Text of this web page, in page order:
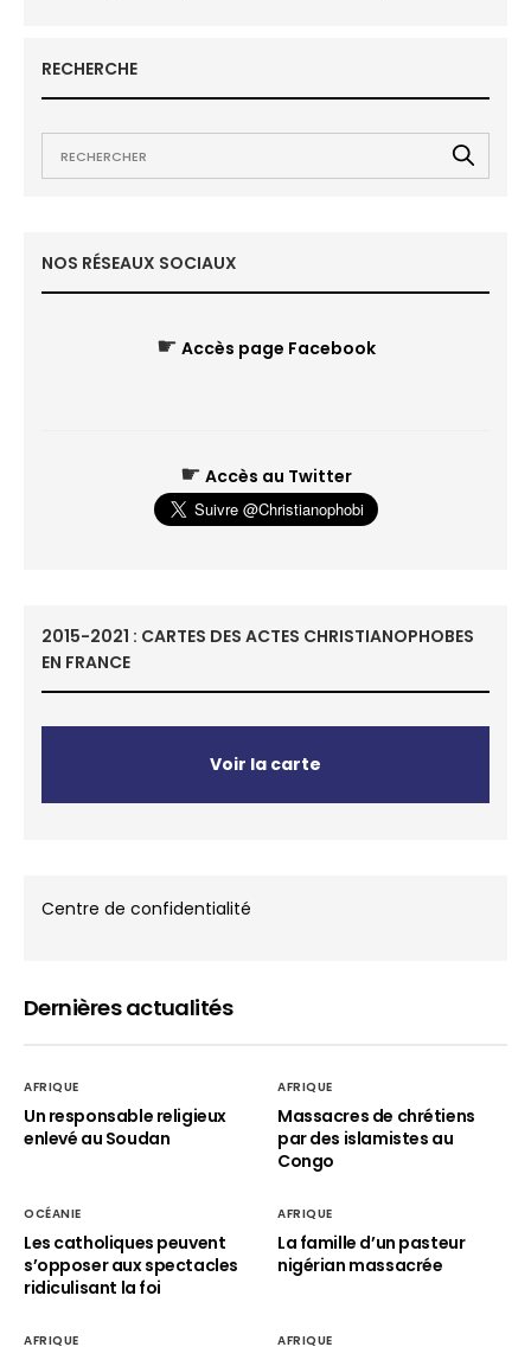
RECHERCHE
NOS RÉSEAUX SOCIAUX
☛ Accès page Facebook
☛ Accès au Twitter
2015-2021 : CARTES DES ACTES CHRISTIANOPHOBES
EN FRANCE
Voir la carte
Centre de confidentialité
Dernières actualités
AFRIQUE
Un responsable religieux
enlevé au Soudan
AFRIQUE
Massacres de chrétiens
par des islamistes au
Congo
OCÉANIE
Les catholiques peuvent
s’opposer aux spectacles
ridiculisant la foi
AFRIQUE
La famille d’un pasteur
nigérian massacrée
AFRIQUE AFRIQUE